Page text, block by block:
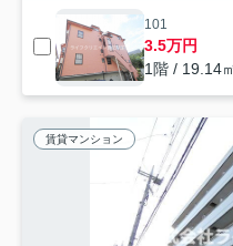
101
3.5万円
1階 / 19.14
賃貸マンション